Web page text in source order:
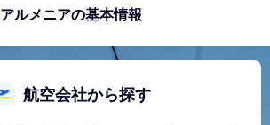
アルメニアの基本情報
航空会社から探す